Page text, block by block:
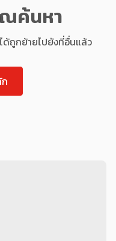
ค้นหา
ถูกย้ายไปยังที่อื่นแล้ว